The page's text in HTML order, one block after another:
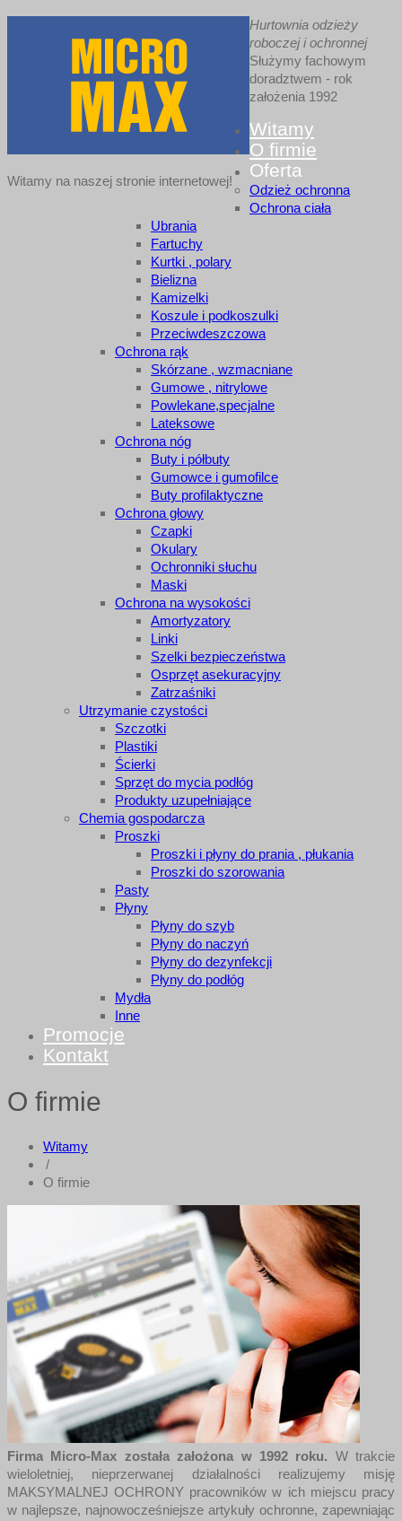
Witamy na naszej stronie internetowej!
Hurtownia odzieży
roboczej i ochronnej
Służymy fachowym
doradztwem - rok
założenia 1992
Witamy
O firmie
Oferta
Odzież ochronna
Ochrona ciała
Ubrania
Fartuchy
Kurtki , polary
Bielizna
Kamizelki
Koszule i podkoszulki
Przeciwdeszczowa
Ochrona rąk
Skórzane , wzmacniane
Gumowe , nitrylowe
Powlekane,specjalne
Lateksowe
Ochrona nóg
Buty i półbuty
Gumowce i gumofilce
Buty profilaktyczne
Ochrona głowy
Czapki
Okulary
Ochronniki słuchu
Maski
Ochrona na wysokości
Amortyzatory
Linki
Szelki bezpieczeństwa
Osprzęt asekuracyjny
Zatrzaśniki
Utrzymanie czystości
Szczotki
Plastiki
Ścierki
Sprzęt do mycia podłóg
Produkty uzupełniające
Chemia gospodarcza
Proszki
Proszki i płyny do prania , płukania
Proszki do szorowania
Pasty
Płyny
Płyny do szyb
Płyny do naczyń
Płyny do dezynfekcji
Płyny do podłóg
Mydła
Inne
Promocje
Kontakt
O firmie
Witamy
/
O firmie
Firma Micro-Max została założona w 1992 roku. W trakcie
wieloletniej, nieprzerwanej działalności realizujemy misję
MAKSYMALNEJ OCHRONY pracowników w ich miejscu pracy
w najlepsze, najnowocześniejsze artykuły ochronne, zapewniając